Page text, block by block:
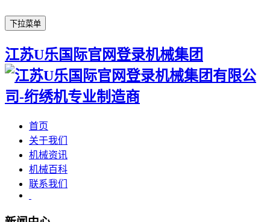
下拉菜单
江苏U乐国际官网登录机械集团
首页
关于我们
机械资讯
机械百科
联系我们